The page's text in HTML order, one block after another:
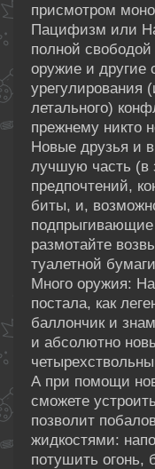
присмотром
Пацифизм или
полной
оружие и другие
урегулирования
летального)
прежнему никто
Новые друзья и
лучшую часть (в
предпочтений,
биты, и,
размотайте
туалетной
Много оружия:
постала, как
баллончик и
и абсолютно
А при помощи
сможете
позволит
жидкостями:
потушить огонь,